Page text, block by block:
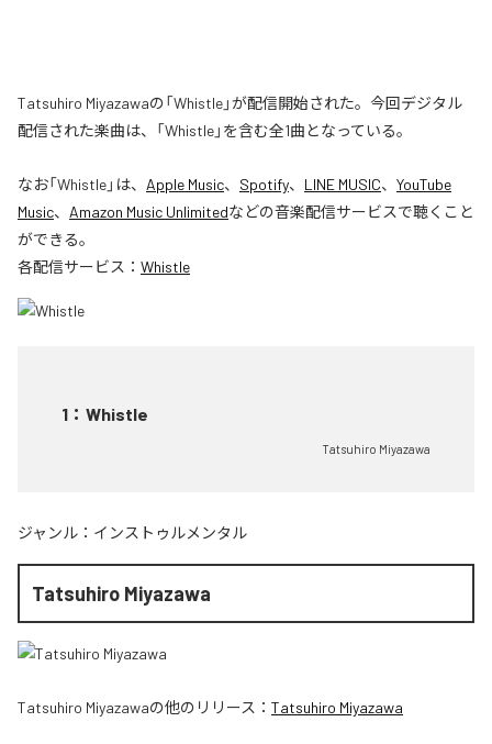
Tatsuhiro Miyazawaの「Whistle」が配信開始された。今回デジタル
配信された楽曲は、「Whistle」を含む全1曲となっている。
なお「Whistle」は、 Apple Music、 Spotify、 LINE MUSIC、 YouTube
Music、 Amazon Music Unlimitedなどの音楽配信サービスで聴くこと
ができる。
各配信サービス： Whistle
1 ： Whistle
Tatsuhiro Miyazawa
ジャンル： インストゥルメンタル
Tatsuhiro Miyazawa
Tatsuhiro Miyazawaの他のリリース： Tatsuhiro Miyazawa